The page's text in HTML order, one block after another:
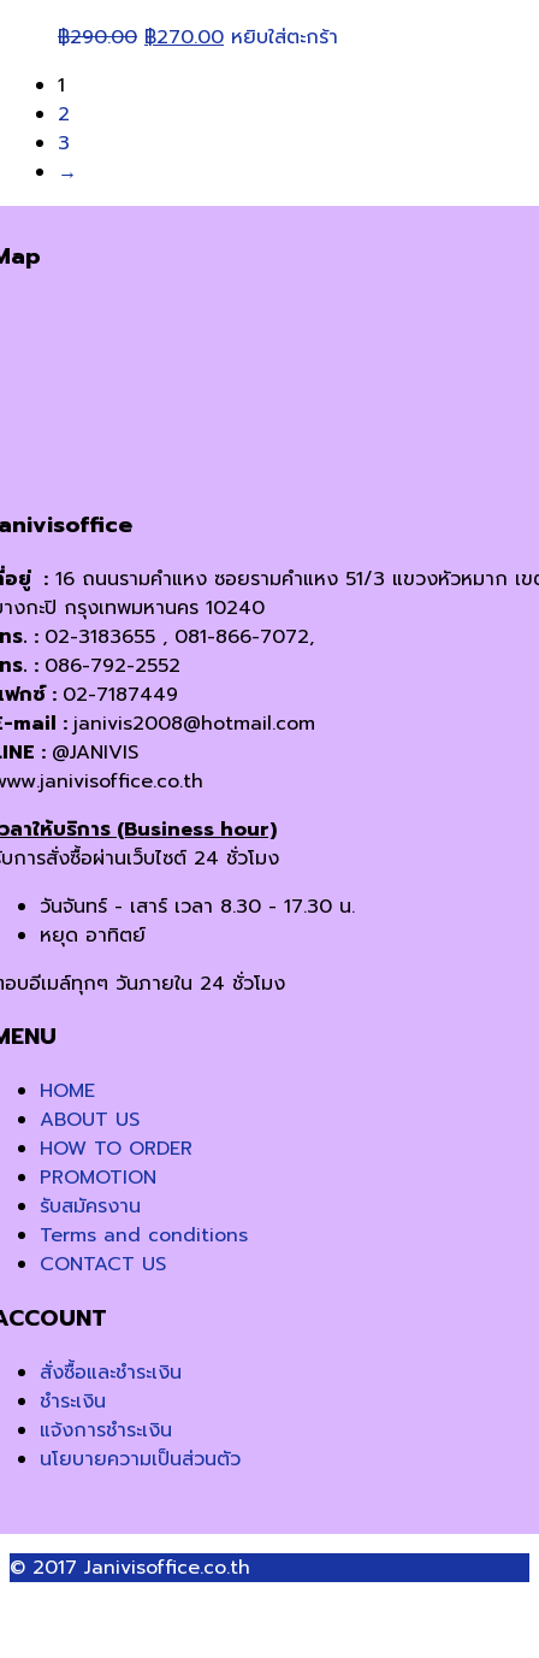
the
฿290.00 Original
฿270.00Current
หยิบใส่ตะกร้า
1
2
3
→
อยู่ : 16 ถนนรามคำแหง ซอยรามคำแหง 51/3 แขวงหัวหมาก เ
งกะปิ กรุงเทพมหานคร 10240
ร. : 02-3183655 , 081-866-7072,
ร. : 086-792-2552
กซ์ : 02-7187449
mail : janivis2008@hotmail.com
: @JANIVIS
ลาให้บริการ (Business hour)
การสั่งซื้อผ่านเว็บไซต์ 24 ชั่วโมง
วันจันทร์ - เสาร์ เวลา 8.30 - 17.30 น.
หยุด อาทิตย์
บอีเมล์ทุกๆ วันภายใน 24 ชั่วโมง
HOME
ABOUT US
HOW TO ORDER
PROMOTION
รับสมัครงาน
Terms and conditions
CONTACT US
สั่งซื้อและชำระเงิน
ชำระเงิน
แจ้งการชำระเงิน
นโยบายความเป็นส่วนตัว
© 2017 Janivisoffice.co.th